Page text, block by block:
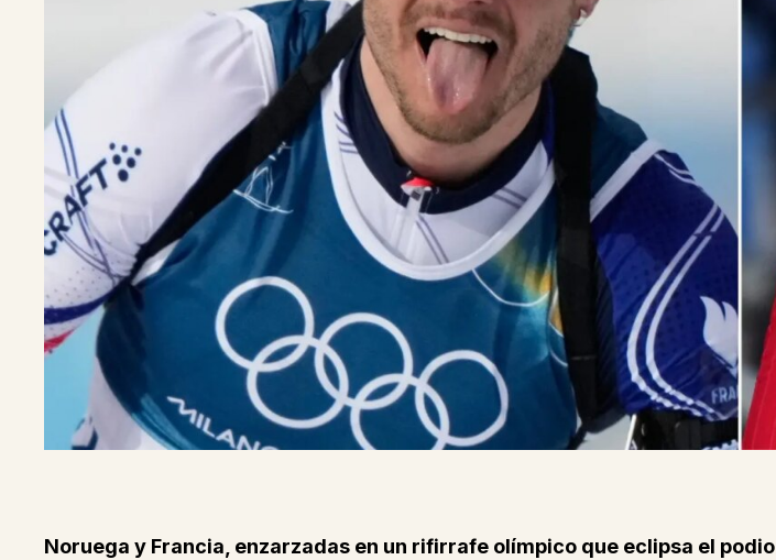
Noruega y Francia, enzarzadas en un rifirrafe olímpico que eclipsa el podio